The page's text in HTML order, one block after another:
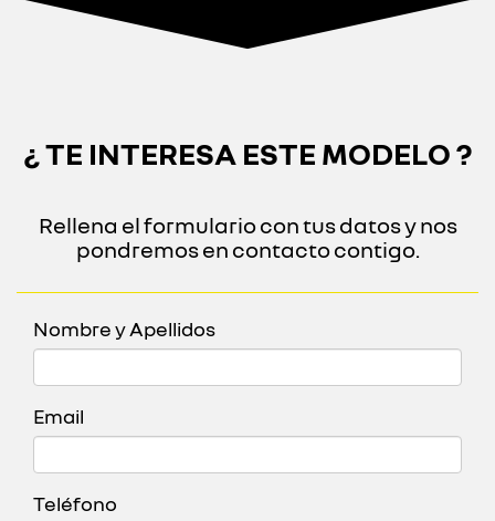
¿ TE INTERESA ESTE MODELO ?
Rellena el formulario con tus datos y nos
pondremos en contacto contigo.
Nombre y Apellidos
Email
Teléfono